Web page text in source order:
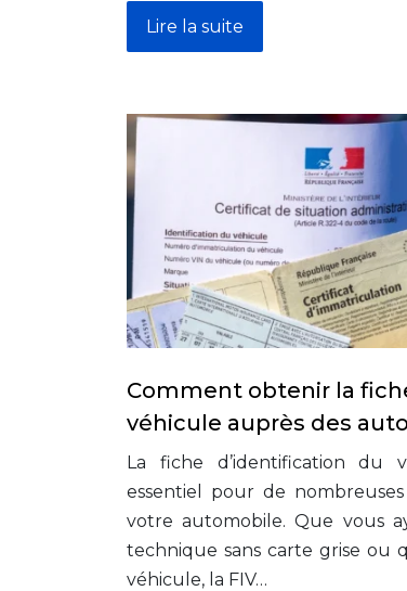
Lire la suite
Comment obtenir la
véhicule auprès des
La fiche d’identification du
essentiel pour de
votre automobile. Que vous
technique sans carte grise ou
véhicule, la FIV…